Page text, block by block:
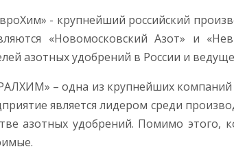
- крупнейший российский
«Новомосковский Азот» и
азотных удобрений в России и
– одна из крупнейших
является лидером среди
азотных удобрений. Помимо этого,